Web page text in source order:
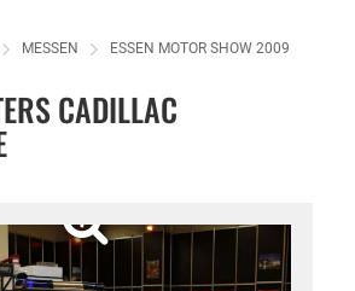
MESSEN ESSEN MOTOR SHOW 2009
CADILLAC